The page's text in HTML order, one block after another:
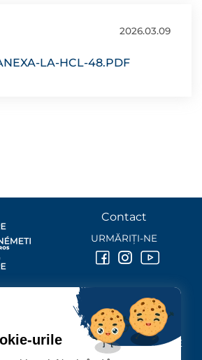
2026.03.09
LA-HCL-48.PDF
MUNICIPIULUI
NR. 1 CORP M, 440026 SATU MARE
Contact
URMĂRIȚI-NE
urile